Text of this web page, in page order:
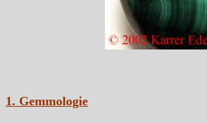
1. Gemmologie